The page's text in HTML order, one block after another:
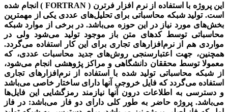
این پروژه
با استفاده از نرم افزار فرترن ( FORTRAN ) انجام شده
است.تولید شبکه محاسباتی برای تحلیل‌های عددی یکی از مهمترین
بخش‌های مورد نیاز در این حوزه می‌باشد. در برخی از موارد شبکه
محاسباتی توسط کدهای متن باز موجود تولید می‌شود ولی در
مواردی هم از نرم‌افزارهای تجاری برای این کار استفاده می‌گردد.
همچنین، جهت اعتبارسنجی روش‌های جدید محاسبات عددی، که
معمولا توسط محققان دانشگاهی و مراکز پژوهشی انجام می‌شود،
از شبکه محاسباتی تولید شده با استفاده از نرم‌افزارهای تجاری
استفاده می‌گردد که فایل خروجی آنها دارای ساختار خاصی می‌باشد
و دسترسی به اطلاعات درون آنها نیازمند رمزگشایی این فایل‌ها
می‌باشد. پروژه حاضر به طور کلی دارای دو فاز می‌باشد: در فاز